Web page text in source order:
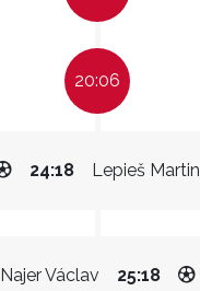
20:06
Lepieš Martin
24:18
Najer Václav 25:18